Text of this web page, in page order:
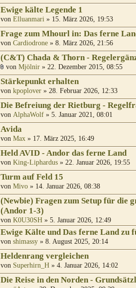
Ewige kälte Legende 1
von Elluanmari » 15. März 2026, 19:53
Frage zum Mhourl in: Das ferne
von Cardiodrone » 8. März 2026, 21:56
(C&T) Chada & Thorn -
von Mjölnir » 22. Dezember 2015, 08:55
Stärkepunkt erhalten
von kpoplover » 28. Februar 2026, 12:33
Die Befreiung der Rietburg -
von AlphaWolf » 5. Januar 2021, 08:01
Avida
von Max » 17. März 2025, 16:49
Held AVID - Andor das ferne Land
von King-Liphardus » 22. Januar 2026, 19:55
Turm auf Feld 15
von Mivo » 14. Januar 2026, 08:38
(Newbie) Fragen zum Setup für die
(Andor 1-3)
von K0U30SH » 5. Januar 2026, 12:49
Ewige Kälte und Das ferne Land zu
von shimassy » 8. August 2025, 20:14
Heldenrang vergleichen
von Superhirn_H » 4. Januar 2026, 14:02
Die Reise in den Norden -